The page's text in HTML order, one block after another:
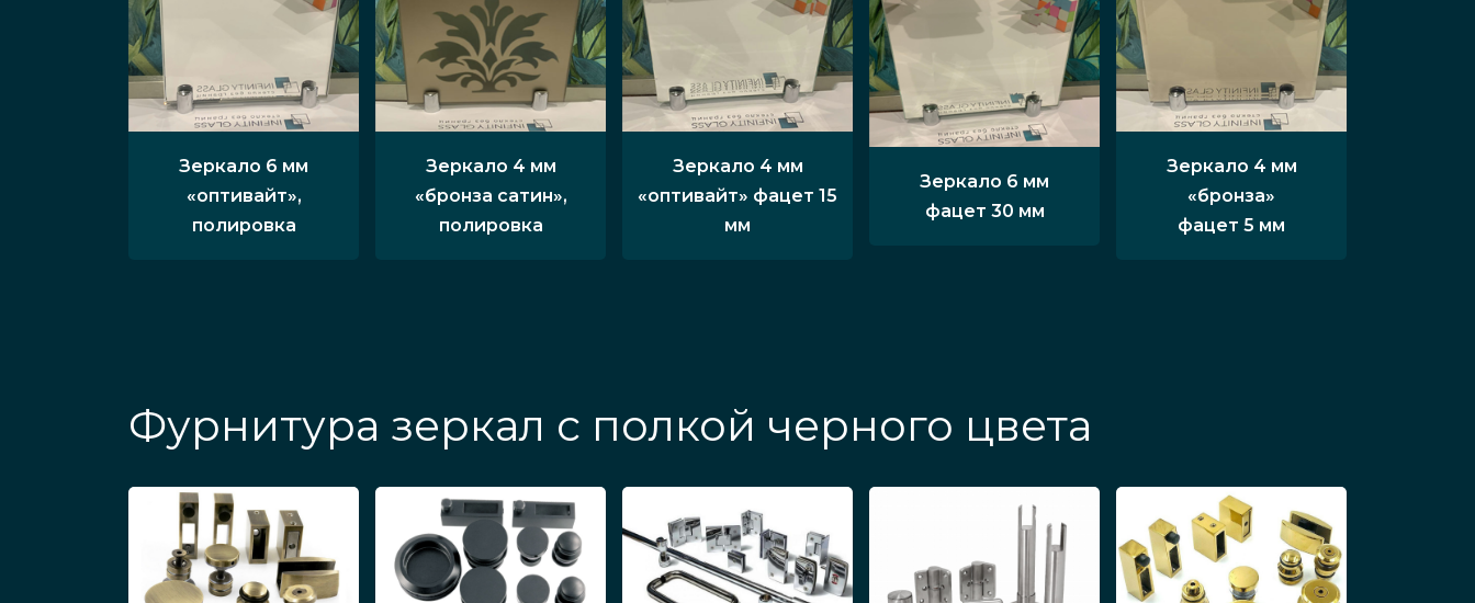
Зеркало 6 мм
«оптивайт»,
полировка
Зеркало 4 мм
«бронза сатин»,
полировка
Зеркало 4 мм
«оптивайт» фацет 15
мм
Зеркало 6 мм
фацет 30 мм
Зеркало 4 мм
«бронза»
фацет 5 мм
Фурнитура зеркал с полкой черного цвета